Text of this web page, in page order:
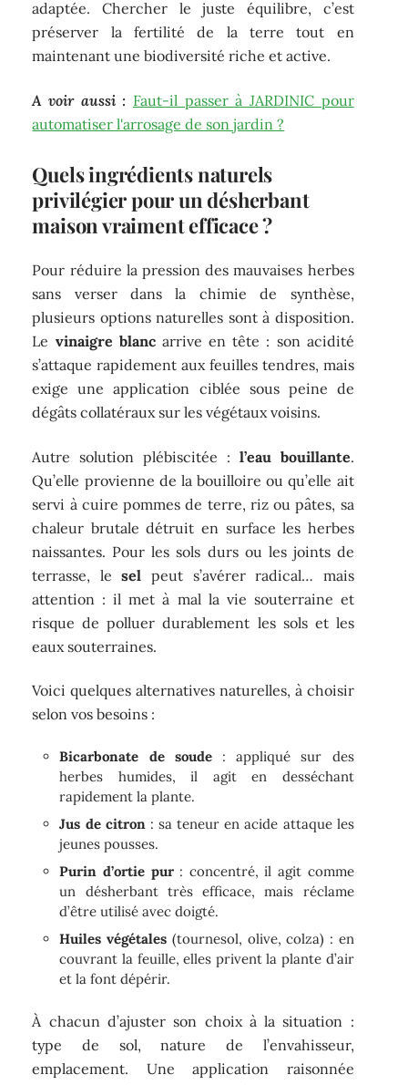
adaptée. Chercher le juste équilibre, c’est
préserver la fertilité de la terre tout en
maintenant une biodiversité riche et active.
A voir aussi : Faut-il passer à JARDINIC pour
automatiser l'arrosage de son jardin ?
Quels ingrédients naturels
privilégier pour un désherbant
maison vraiment efficace ?
Pour réduire la pression des mauvaises herbes
sans verser dans la chimie de synthèse,
plusieurs options naturelles sont à disposition.
Le vinaigre blancarrive en tête : son acidité
s’attaque rapidement aux feuilles tendres, mais
exige une application ciblée sous peine de
dégâts collatéraux sur les végétaux voisins.
Autre solution plébiscitée : l’eau bouillante.
Qu’elle provienne de la bouilloire ou qu’elle ait
servi à cuire pommes de terre, riz ou pâtes, sa
chaleur brutale détruit en surface les herbes
naissantes. Pour les sols durs ou les joints de
terrasse, lesel peut s’avérer radical… mais
attention : il met à mal la vie souterraine et
risque de polluer durablement les sols et les
eaux souterraines.
Voici quelques alternatives naturelles, à choisir
selon vos besoins :
Bicarbonate de soude: appliqué sur des
herbes humides, il agit en desséchant
rapidement la plante.
Jus de citron: sa teneur en acide attaque les
jeunes pousses.
Purin d’ortie pur: concentré, il agit comme
un désherbant très efficace, mais réclame
d’être utilisé avec doigté.
Huiles végétales (tournesol, olive, colza) : en
couvrant la feuille, elles privent la plante d’air
et la font dépérir.
À chacun d’ajuster son choix à la situation :
type de sol, nature de l’envahisseur,
emplacement. Une application raisonnée